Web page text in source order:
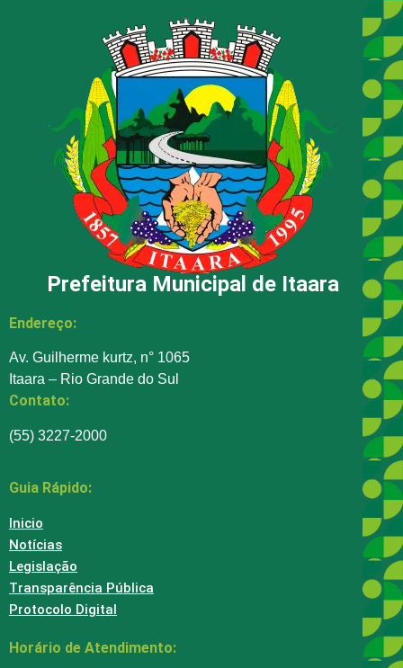
Prefeitura Municipal de Itaara
Endereço:
Av. Guilherme kurtz, n° 1065
Itaara – Rio Grande do Sul
Contato:
(55) 3227-2000
Guia Rápido:
Inicio
Notícias
Legislação
Transparência Pública
Protocolo Digital
Horário de Atendimento: